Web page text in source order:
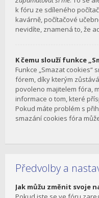
k fóru ze sdíleného
kavárně, počítačové
nevidíte, znamená to, že
K čemu slouží funkce
Funkce „Smazat cookies“
fórem, díky kterým
povoleno majitelem fóra,
informace o tom, které
Pokud máte problém s
smazání cookies fóra
Předvolby a
Jak můžu změnit svoje